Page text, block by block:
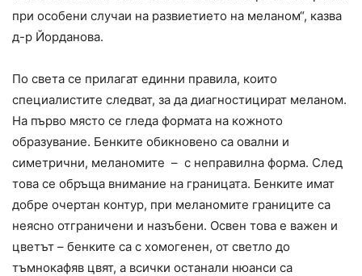
при особени случаи на развиетието на меланом“, казва
д-р Йорданова.
По света се прилагат единни правила, които
специалистите следват, за да диагностицират меланом.
На първо място се гледа формата на кожното
образувание. Бенките обикновено са овални и
симетрични, меланомите – с неправилна форма. След
това се обръща внимание на границата. Бенките имат
добре очертан контур, при меланомите границите са
неясно отграничени и назъбени. Освен това е важен и
цветът – бенките са с хомогенен, от светло до
тъмнокафяв цвят, а всички останали нюанси са